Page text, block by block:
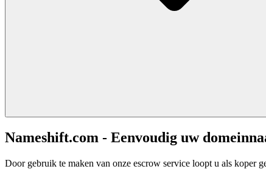
Nameshift.com - Eenvoudig uw
Door gebruik te maken van onze escrow service loopt u als koper